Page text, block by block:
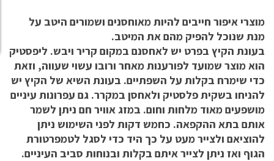
מוצרי איפור חייבים להיות מאוחסנים ושמורים היטב על
מנת שנוכל להפיק מהם את המיטב.
בעונת הקיץ בפרט יש לאחסנם במקום קריר ויבש. ליפסטיק
הוא מוצר שמועד לפורענות מאחר ורובו עשוי שעווה, וזאת
כדי שימרח בקלות על השפתיים. בעונת השיא של הקיץ יש
להניחו בשקית פלסטיק ולאחסן במקרר. גם עפרונות עיניים
מושפעים מאוד מלחות וחום. במזג אוויר חם ניתן לשמר
אותם בתא ההקפאה. כחמש דקות לפני השימוש ניתן
להוציאם ולצייר מעט על כך היד כדי לסגל לטמפרטורת
הגוף ואז ניתן לצייר איתם בקלות ובנוחות סביב העיניים.